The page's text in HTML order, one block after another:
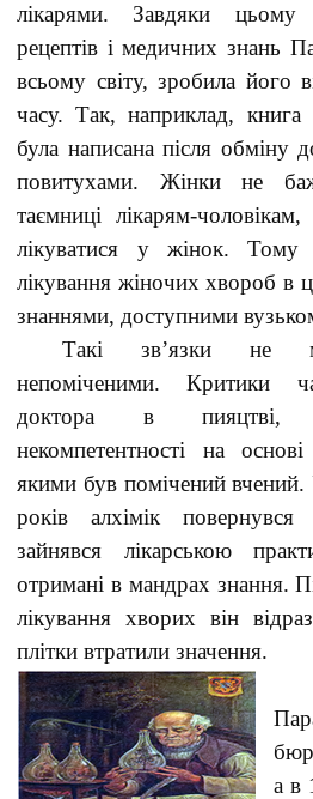
лікарями. Завдяки цьому
рецептів і медичних знань
всьому світу, зробила його
часу. Так, наприклад,
була написана після обміну
повитухами. Жінки не
таємниці лікарям-
лікуватися у жінок. Тому
лікування жіночих хвороб в
знаннями, доступними
Такі зв’язки не
непоміченими. Критики
доктора в пияцтві,
некомпетентності на
якими був помічений вчений.
років алхімік
зайнявся лікарською
отримані в мандрах знання.
лікування хворих він
плітки втратили значення.
а в